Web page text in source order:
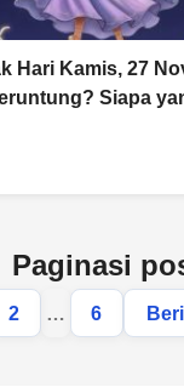
Hari Kamis, 27
Siapa
Paginasi
2 … 6